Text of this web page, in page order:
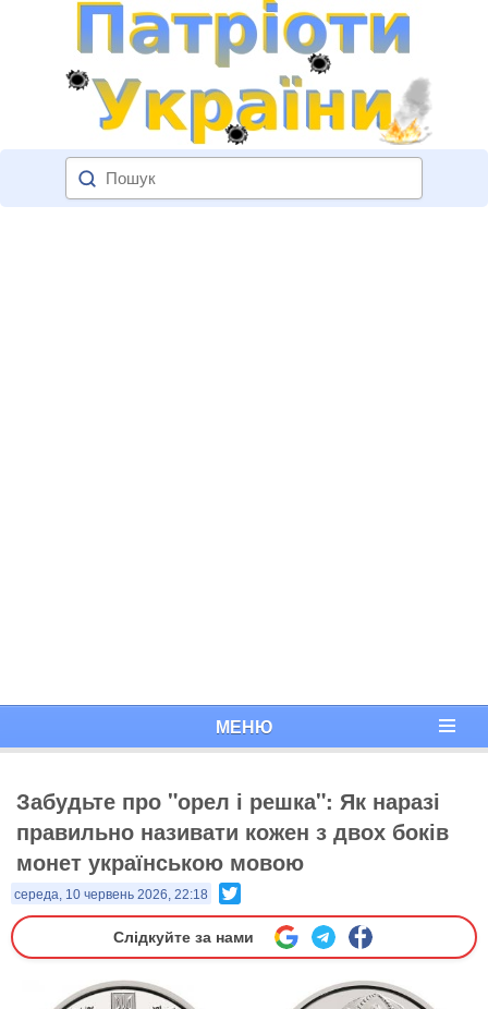
МЕНЮ
Забудьте про "орел і решка": Як наразі
правильно називати кожен з двох боків
монет українською мовою
середа, 10 червень 2026, 22:18
Слідкуйте за нами